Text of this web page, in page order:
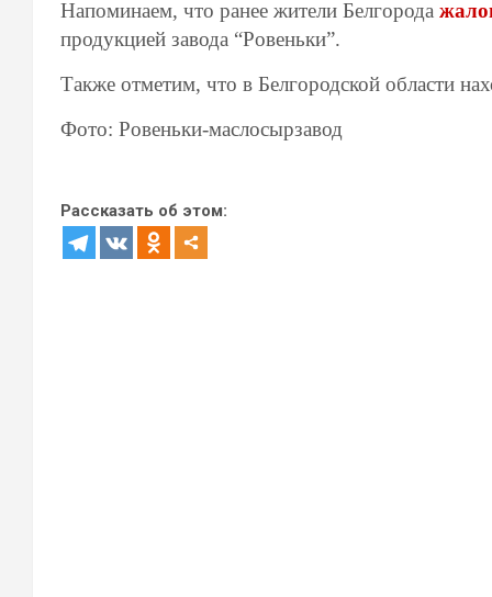
Напоминаем, что ранее жители Белгорода
продукцией завода “Ровеньки”.
Также отметим, что в Белгородской области
Фото: Ровеньки-маслосырзавод
Рассказать об этом: